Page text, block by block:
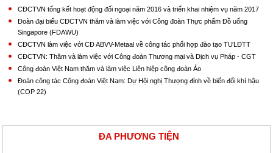
CĐCTVN tổng kết hoạt động đối ngoại năm 2016 và triển khai nhiệm vụ năm 2017
Đoàn đại biểu CĐCTVN thăm và làm việc với Công đoàn Thực phẩm Đồ uống
Singapore (FDAWU)
CĐCTVN làm việc với CĐ ABVV-Metaal về công tác phối hợp đào tạo TƯLĐTT
CĐCTVN: Thăm và làm việc với Công đoàn Thương mại và Dịch vụ Pháp - CGT
Công đoàn Việt Nam thăm và làm việc Liên hiệp công đoàn Áo
Đoàn công tác Công đoàn Việt Nam: Dự Hội nghị Thượng đỉnh về biến đổi khí hậu
(COP 22)
ĐA PHƯƠNG TIỆN